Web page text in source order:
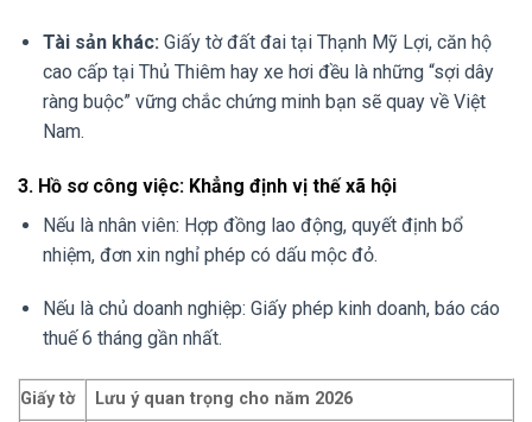
Tài sản khác: Giấy tờ đất đai tại Thạnh Mỹ Lợi, căn hộ
cao cấp tại Thủ Thiêm hay xe hơi đều là những “sợi dây
ràng buộc” vững chắc chứng minh bạn sẽ quay về Việt
Nam.
3. Hồ sơ công việc: Khẳng định vị thế xã hội
Nếu là nhân viên: Hợp đồng lao động, quyết định bổ
nhiệm, đơn xin nghỉ phép có dấu mộc đỏ.
Nếu là chủ doanh nghiệp: Giấy phép kinh doanh, báo cáo
thuế 6 tháng gần nhất.
Giấy tờ
Lưu ý quan trọng cho năm 2026